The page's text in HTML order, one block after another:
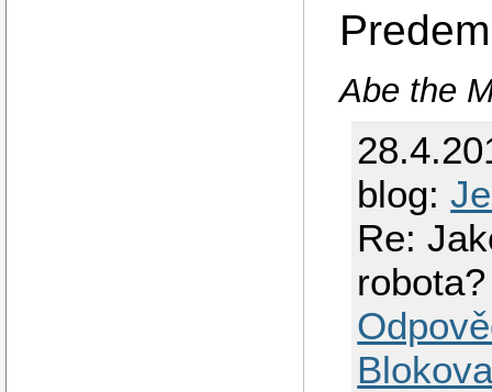
Abe the
blog:
Re:
robota?